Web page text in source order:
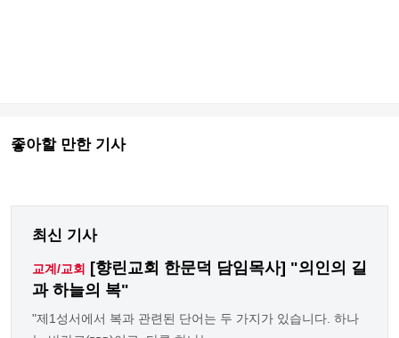
좋아할 만한 기사
최신 기사
교계/교회 [향린교회 한문덕 담임목사] "의인의 길
과 하늘의 복"
"제1성서에서 복과 관련된 단어는 두 가지가 있습니다. 하나